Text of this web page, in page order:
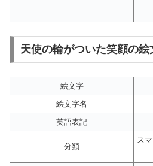
天使の輪がついた笑顔の
絵文字
絵文字名
英語表記
分類
ス